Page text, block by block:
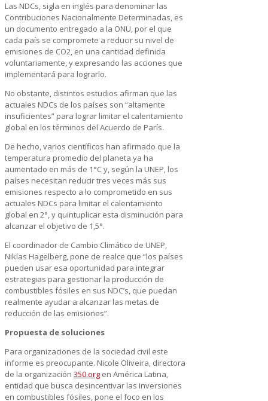
Las NDCs, sigla en inglés para denominar las
Contribuciones Nacionalmente Determinadas, es
un documento entregado a la ONU, por el que
cada país se compromete a reducir su nivel de
emisiones de CO2, en una cantidad definida
voluntariamente, y expresando las acciones que
implementará para lograrlo.
No obstante, distintos estudios afirman que las
actuales NDCs de los países son “altamente
insuficientes” para lograr limitar el calentamiento
global en los términos del Acuerdo de París.
De hecho, varios científicos han afirmado que la
temperatura promedio del planeta ya ha
aumentado en más de 1°C y, según la UNEP, los
países necesitan reducir tres veces más sus
emisiones respecto a lo comprometido en sus
actuales NDCs para limitar el calentamiento
global en 2°, y quintuplicar esta disminución para
alcanzar el objetivo de 1,5°.
El coordinador de Cambio Climático de UNEP,
Niklas Hagelberg, pone de realce que “los países
pueden usar esa oportunidad para integrar
estrategias para gestionar la producción de
combustibles fósiles en sus NDC’s, que puedan
realmente ayudar a alcanzar las metas de
reducción de las emisiones”.
Propuesta de soluciones
Para organizaciones de la sociedad civil este
informe es preocupante. Nicole Oliveira, directora
de la organización 350.org en América Latina,
entidad que busca desincentivar las inversiones
en combustibles fósiles, pone el foco en los